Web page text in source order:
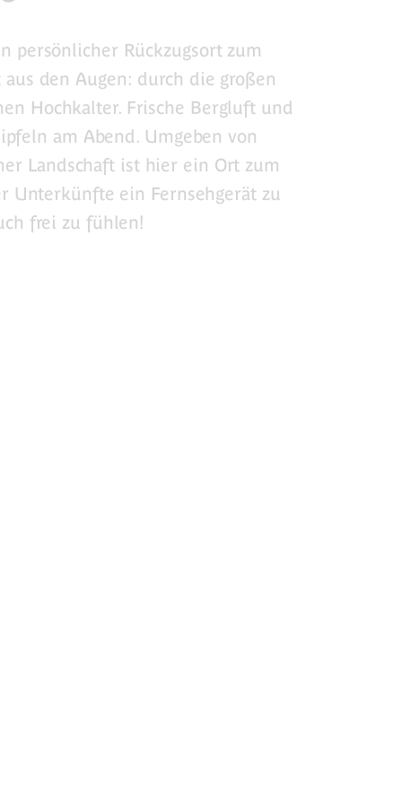
persönlicher Rückzugsort zum
den Augen: durch die großen
Hochkalter. Frische Bergluft und
am Abend. Umgeben von
Landschaft ist hier ein Ort zum
Unterkünfte ein Fernsehgerät zu
frei zu fühlen!